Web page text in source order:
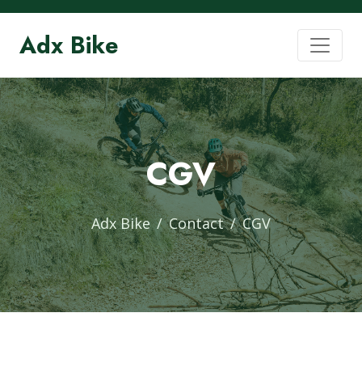
Adx Bike
CGV
Adx Bike Contact CGV